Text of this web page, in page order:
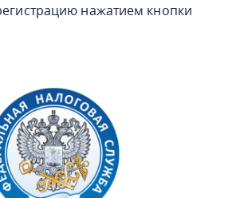
нажатием кнопки